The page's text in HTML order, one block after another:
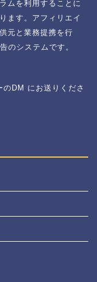
ムを利用することに
ます。アフィリエイ
元と業務提携を行
のシステムです。
DM にお送りくださ